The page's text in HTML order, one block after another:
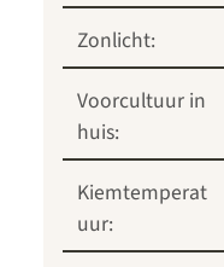
Zonlicht:
Voorcultuur in
huis:
Kiemtemperat
uur: